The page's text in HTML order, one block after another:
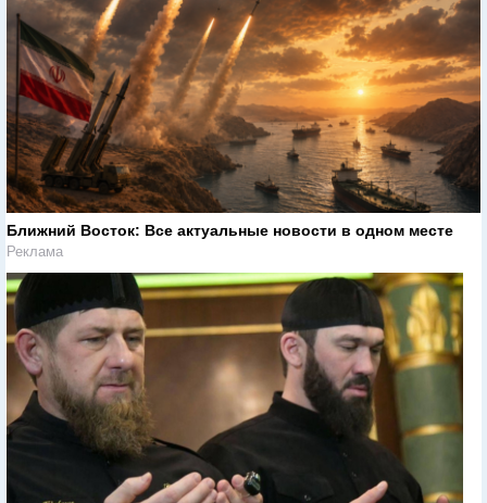
Ближний Восток: Все актуальные новости в одном месте
Реклама